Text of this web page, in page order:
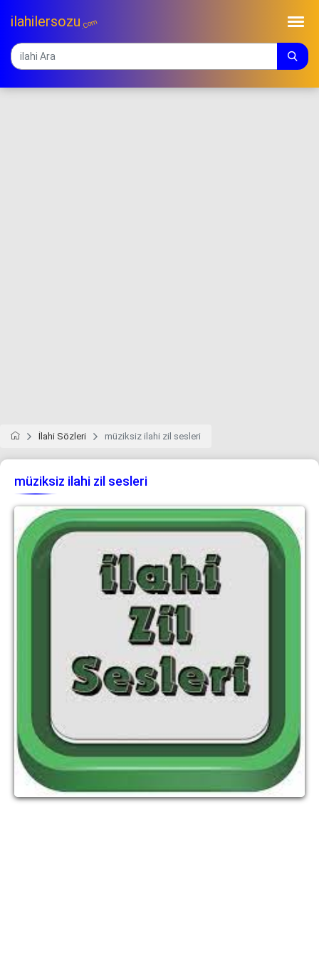
ilahilersozu.Com
İlahi Sözleri müziksiz ilahi zil sesleri
müziksiz ilahi zil sesleri